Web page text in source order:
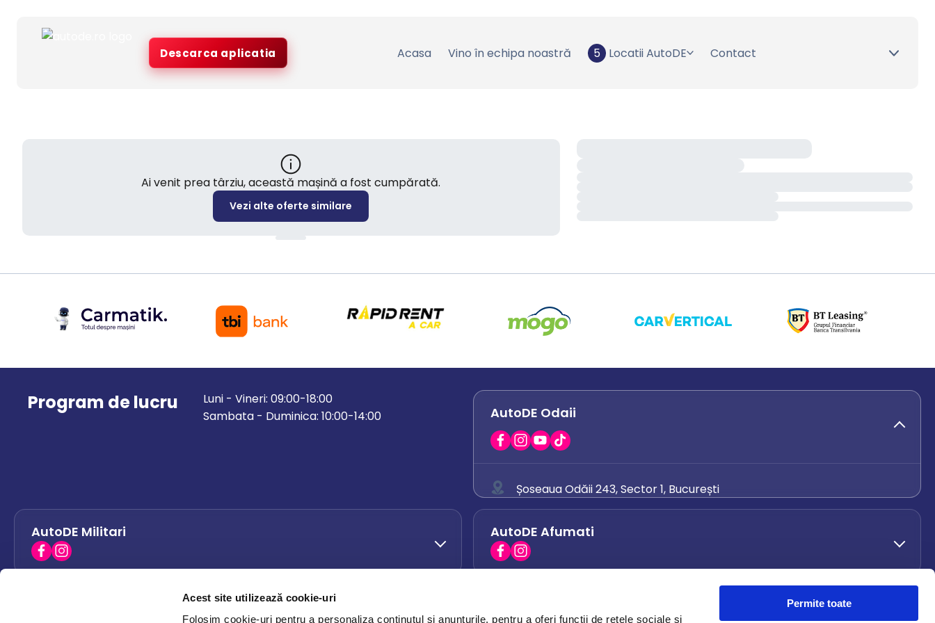
Acest site utilizează cookie-uri
Folosim cookie-uri pentru a personaliza conținutul și anunțurile, pentru a oferi funcții de rețele sociale și
Permite toate
Descarca aplicatia Acasa Vino în echipa noastră 5 Locatii AutoDE Contact
Ai venit prea târziu, această mașină a fost cumpărată.
Vezi alte oferte similare
Program de lucru
Luni - Vineri: 09:00-18:00
Sambata - Duminica: 10:00-14:00
AutoDE Odaii
Șoseaua Odăii 243, Sector 1, București
0742 444 194
office.odaii@autode.ro
AutoDE Militari AutoDE Afumati